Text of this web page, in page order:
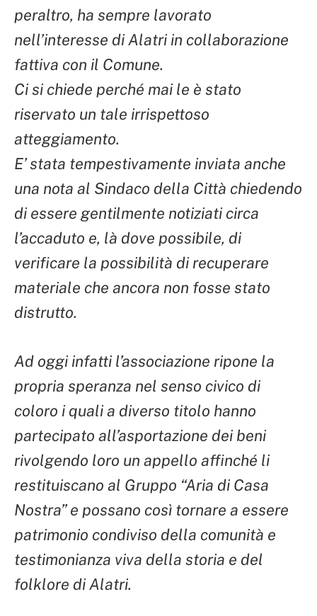
peraltro, ha sempre lavorato
nell’interesse di Alatri in collaborazione
fattiva con il Comune.
Ci si chiede perché mai le è stato
riservato un tale irrispettoso
atteggiamento.
E’ stata tempestivamente inviata anche
una nota al Sindaco della Città chiedendo
di essere gentilmente notiziati circa
l’accaduto e, là dove possibile, di
verificare la possibilità di recuperare
materiale che ancora non fosse stato
distrutto.
Ad oggi infatti l’associazione ripone la
propria speranza nel senso civico di
coloro i quali a diverso titolo hanno
partecipato all’asportazione dei beni
rivolgendo loro un appello affinché li
restituiscano al Gruppo “Aria di Casa
Nostra” e possano così tornare a essere
patrimonio condiviso della comunità e
testimonianza viva della storia e del
folklore di Alatri.